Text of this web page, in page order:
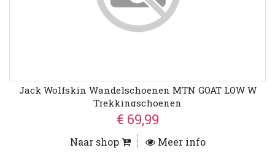
Jack Wolfskin Wandelschoenen MTN GOAT LOW W
Trekkingschoenen
€ 69,99
Naar shop Meer info